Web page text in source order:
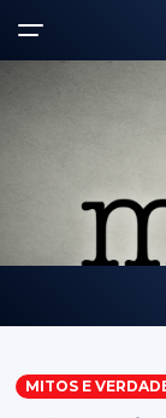
Quem somos
MITOS E